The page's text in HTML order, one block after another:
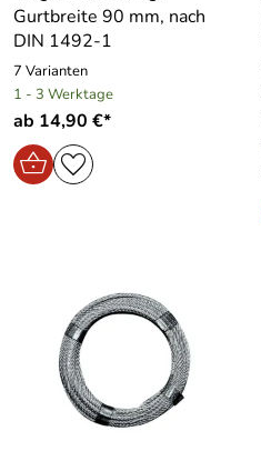
Gurtbreite 90 mm, nach
DIN 1492-1
7 Varianten
1 - 3 Werktage
ab 14,90 €*